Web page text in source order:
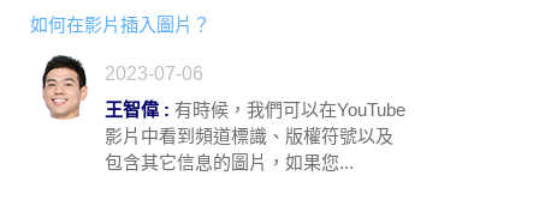
如何在影片插入圖片？
2023-07-06
王智偉 : 有時候，我們可以在YouTube
影片中看到頻道標識、版權符號以及
包含其它信息的圖片，如果您...